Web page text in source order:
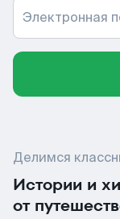
Электронная
Делимся
Истории и
от